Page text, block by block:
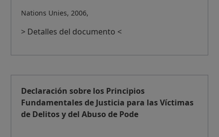
Nations Unies, 2006,
> Detalles del documento <
Declaración sobre los Principios
Fundamentales de Justicia para las Víctimas
de Delitos y del Abuso de Pode